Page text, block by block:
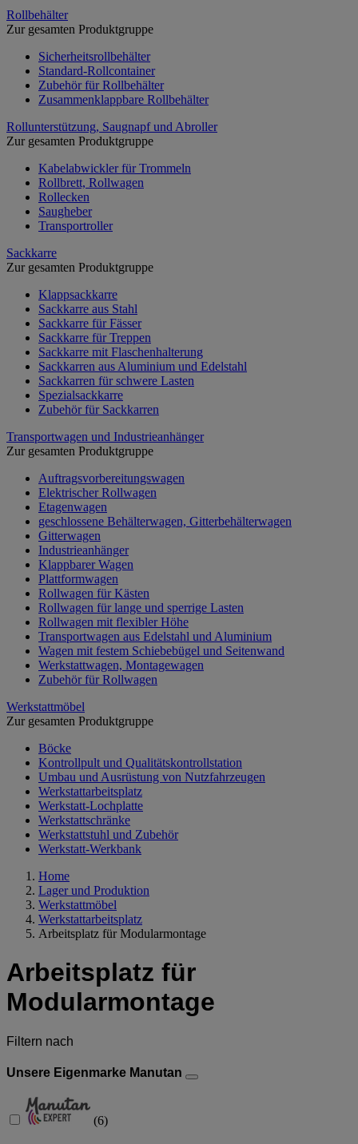
Rollbehälter
Zur gesamten Produktgruppe
Sicherheitsrollbehälter
Standard-Rollcontainer
Zubehör für Rollbehälter
Zusammenklappbare Rollbehälter
Rollunterstützung, Saugnapf und Abroller
Zur gesamten Produktgruppe
Kabelabwickler für Trommeln
Rollbrett, Rollwagen
Rollecken
Saugheber
Transportroller
Sackkarre
Zur gesamten Produktgruppe
Klappsackkarre
Sackkarre aus Stahl
Sackkarre für Fässer
Sackkarre für Treppen
Sackkarre mit Flaschenhalterung
Sackkarren aus Aluminium und Edelstahl
Sackkarren für schwere Lasten
Spezialsackkarre
Zubehör für Sackkarren
Transportwagen und Industrieanhänger
Zur gesamten Produktgruppe
Auftragsvorbereitungswagen
Elektrischer Rollwagen
Etagenwagen
geschlossene Behälterwagen, Gitterbehälterwagen
Gitterwagen
Industrieanhänger
Klappbarer Wagen
Plattformwagen
Rollwagen für Kästen
Rollwagen für lange und sperrige Lasten
Rollwagen mit flexibler Höhe
Transportwagen aus Edelstahl und Aluminium
Wagen mit festem Schiebebügel und Seitenwand
Werkstattwagen, Montagewagen
Zubehör für Rollwagen
Werkstattmöbel
Zur gesamten Produktgruppe
Böcke
Kontrollpult und Qualitätskontrollstation
Umbau und Ausrüstung von Nutzfahrzeugen
Werkstattarbeitsplatz
Werkstatt-Lochplatte
Werkstattschränke
Werkstattstuhl und Zubehör
Werkstatt-Werkbank
Home
Lager und Produktion
Werkstattmöbel
Werkstattarbeitsplatz
Arbeitsplatz für Modularmontage
Arbeitsplatz für
Modularmontage
Filtern nach
Unsere Eigenmarke Manutan
(6)